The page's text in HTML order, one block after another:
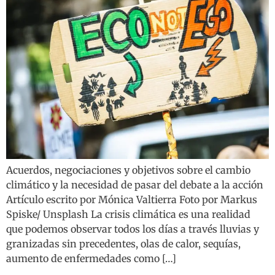
Acuerdos, negociaciones y objetivos sobre el cambio
climático y la necesidad de pasar del debate a la acción
Artículo escrito por Mónica Valtierra Foto por Markus
Spiske/ Unsplash La crisis climática es una realidad
que podemos observar todos los días a través lluvias y
granizadas sin precedentes, olas de calor, sequías,
aumento de enfermedades como […]